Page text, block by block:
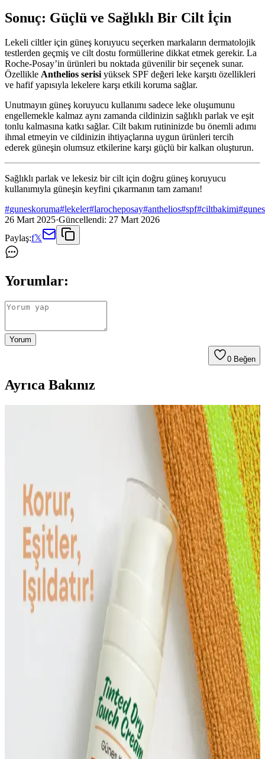
Sonuç: Güçlü ve Sağlıklı Bir Cilt İçin
Lekeli ciltler için güneş koruyucu seçerken markaların dermatolojik
testlerden geçmiş ve cilt dostu formüllerine dikkat etmek gerekir. La
Roche-Posay’in ürünleri bu noktada güvenilir bir seçenek sunar.
Özellikle Anthelios serisiyüksek SPF değeri leke karşıtı özellikleri
ve hafif yapısıyla lekelere karşı etkili koruma sağlar.
Unutmayın güneş koruyucu kullanımı sadece leke oluşumunu
engellemekle kalmaz aynı zamanda cildinizin sağlıklı parlak ve eşit
tonlu kalmasına katkı sağlar. Cilt bakım rutininizde bu önemli adımı
ihmal etmeyin ve cildinizin ihtiyaçlarına uygun ürünleri tercih
ederek güneşin olumsuz etkilerine karşı güçlü bir kalkan oluşturun.
Sağlıklı parlak ve lekesiz bir cilt için doğru güneş koruyucu
kullanımıyla güneşin keyfini çıkarmanın tam zamanı!
#guneskoruma#lekeler#larocheposay#anthelios#spf#ciltbakimi#
26 Mart 2025·Güncellendi: 27 Mart 2026
Paylaş:f𝕏
Yorumlar:
Yorum
0 Beğen
Ayrıca Bakınız
Yaşlanma Karşıtı Kremler: Cilt Gençleştirme ve
Sağlıklı Görünüm İçin Bilmeniz Gerekenler (75-90
Yaşlanma karşıtı kremler, cilt yenileme ve genç görünüm sağlar.
İçerikleri ve kullanım ipuçlarıyla, sağlıklı ve genç bir cilt için önemli
bilgiler burada yer alıyor.
Ciltte Pembe Lekelerin Nedenleri ve Koruyucu
Yöntemler
Ciltte pembe lekelerin temel nedenleri, çevresel ve hormonal
faktörler, korunma ve tedavi yöntemleri hakkında kapsamlı bilgiler
içerir.
Güneş Sonrası Bakım Losyonları: Nemlendirici ve
Yatıştırıcı Özellikleriyle Cilt Sağlığını Koruma
Güneş sonrası bakım losyonları, cildi yatıştırır, nemlendirir ve
güneşin zararlı etkilerini hafifletir, cilt bariyerini güçlendirir, düzenli
kullanımda sağlıklı cilt sağlar.
Yüksek Koruma Sağlayan Güvenilir Güneş
Kremleri ve Seçim Kriterleri
Yüksek SPF ve geniş spektrum koruma sağlayan güneş kremleri,
cilt sağlığını korumada önemli. Suya dayanıklı ve cilt tipine uygun
ürünler, doğru kullanım ile güneşin zararlarından etkili koruma